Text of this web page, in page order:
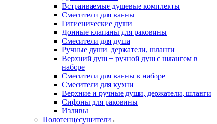
Встраиваемые душевые комплекты
Смесители для ванны
Гигиенические души
Донные клапаны для раковины
Смесители для душа
Ручные души, держатели, шланги
Верхний душ + ручной душ с шлангом в
наборе
Смесители для ванны в наборе
Смесители для кухни
Верхние и ручные души, держатели, шланги
Сифоны для раковины
Изливы
Полотенцесушители